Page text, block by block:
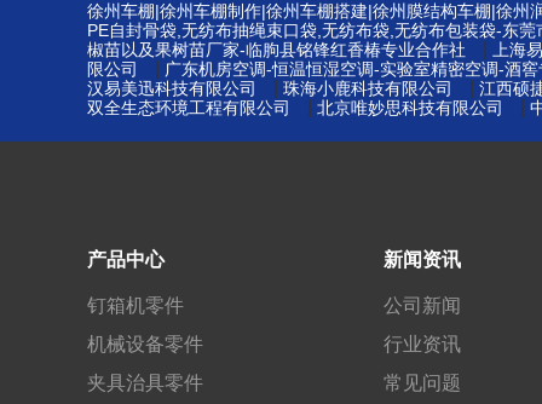
徐州车棚|徐州车棚制作|徐州车棚搭建|徐州膜结构车棚|徐州
PE自封骨袋,无纺布抽绳束口袋,无纺布袋,无纺布包装袋-东
椒苗以及果树苗厂家-临朐县铭锋红香椿专业合作社
上海
限公司
广东机房空调-恒温恒湿空调-实验室精密空调-酒
汉易美迅科技有限公司
珠海小鹿科技有限公司
江西硕
双全生态环境工程有限公司
北京唯妙思科技有限公司
产品中心
钉箱机零件
机械设备零件
夹具治具零件
新闻资讯
公司新闻
行业资讯
常见问题